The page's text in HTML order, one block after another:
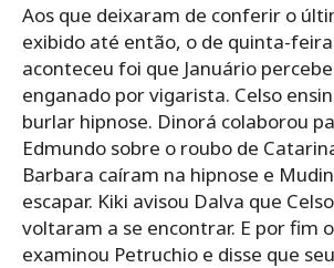
Aos que deixaram de conferir o
exibido até então, o de quinta-feira
aconteceu foi que Januário
enganado por vigarista. Celso
burlar hipnose. Dinorá colaborou
Edmundo sobre o roubo de
Barbara caíram na hipnose e
escapar. Kiki avisou Dalva que
voltaram a se encontrar. E por fim
examinou Petruchio e disse que